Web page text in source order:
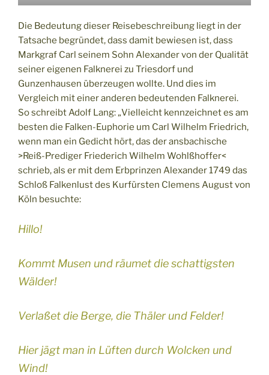
Die Bedeutung dieser Reisebeschreibung liegt in der
Tatsache begründet, dass damit bewiesen ist, dass
Markgraf Carl seinem Sohn Alexander von der Qualität
seiner eigenen Falknerei zu Triesdorf und
Gunzenhausen überzeugen wollte. Und dies im
Vergleich mit einer anderen bedeutenden Falknerei.
So schreibt Adolf Lang: „Vielleicht kennzeichnet es am
besten die Falken-Euphorie um Carl Wilhelm Friedrich,
wenn man ein Gedicht hört, das der ansbachische
>Reiß-Prediger Friederich Wilhelm Wohlßhoffer<
schrieb, als er mit dem Erbprinzen Alexander 1749 das
Schloß Falkenlust des Kurfürsten Clemens August von
Köln besuchte:
Hillo!
Kommt Musen und räumet die schattigsten
Wälder!
Verlaßet die Berge, die Thäler und Felder!
Hier jägt man in Lüften durch Wolcken und
Wind!